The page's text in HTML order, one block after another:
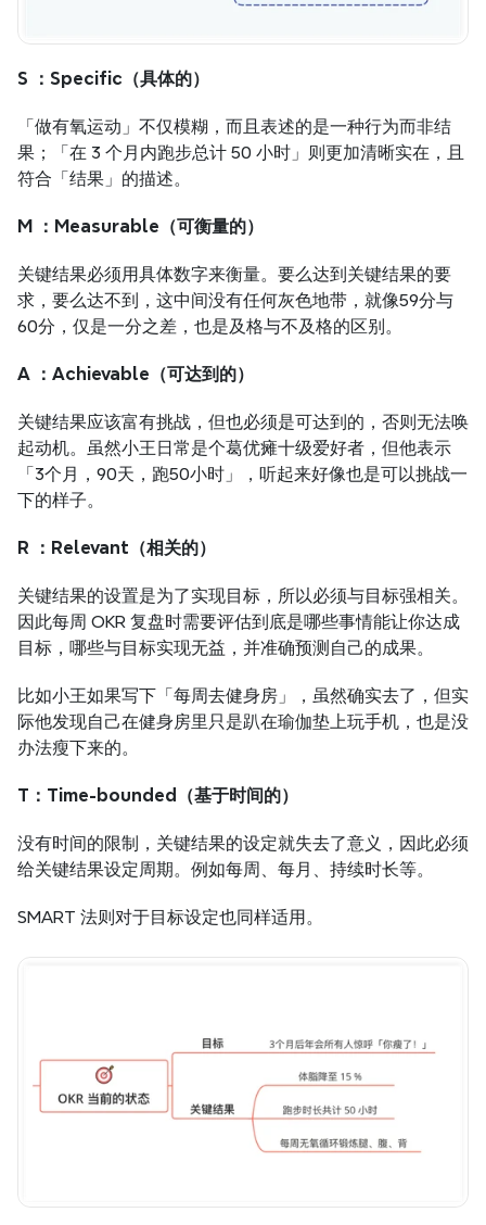
S ：Specific（具体的）
「做有氧运动」不仅模糊，而且表述的是一种行为而非结
果；「在 3 个月内跑步总计 50 小时」则更加清晰实在，且
符合「结果」的描述。
M ：Measurable（可衡量的）
关键结果必须用具体数字来衡量。要么达到关键结果的要
求，要么达不到，这中间没有任何灰色地带，就像59分与
60分，仅是一分之差，也是及格与不及格的区别。
A ：Achievable（可达到的）
关键结果应该富有挑战，但也必须是可达到的，否则无法唤
起动机。虽然小王日常是个葛优瘫十级爱好者，但他表示
「3个月，90天，跑50小时」，听起来好像也是可以挑战一
下的样子。
R ：Relevant（相关的）
关键结果的设置是为了实现目标，所以必须与目标强相关。
因此每周 OKR 复盘时需要评估到底是哪些事情能让你达成
目标，哪些与目标实现无益，并准确预测自己的成果。
比如小王如果写下「每周去健身房」，虽然确实去了，但实
际他发现自己在健身房里只是趴在瑜伽垫上玩手机，也是没
办法瘦下来的。
T：Time-bounded（基于时间的）
没有时间的限制，关键结果的设定就失去了意义，因此必须
给关键结果设定周期。例如每周、每月、持续时长等。
SMART 法则对于目标设定也同样适用。